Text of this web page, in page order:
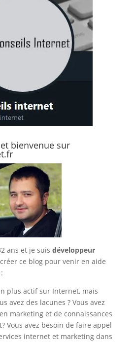
bienvenue sur
ans et je suis développeur
créer ce blog pour venir en aide
plus actif sur Internet, mais
avez des lacunes ? Vous avez
marketing et de connaissances
Vous avez besoin de faire appel
internet et marketing dans